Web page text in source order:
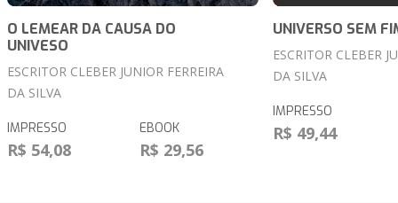
O LEMEAR DA CAUSA DO
UNIVESO
ESCRITOR CLEBER JUNIOR FERREIRA
DA SILVA
IMPRESSO
R$ 54,08
EBOOK
R$ 29,56
UNIVERSO SEM
ESCRITOR CLEBER
DA SILVA
IMPRESSO
R$ 49,44